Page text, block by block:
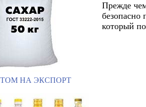
НА ЭКСПОРТ
Прежде
безопасно
который